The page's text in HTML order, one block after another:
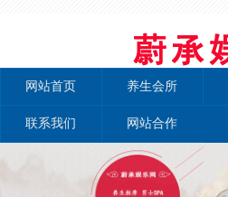
网站首页 养生会所
联系我们 网站合作